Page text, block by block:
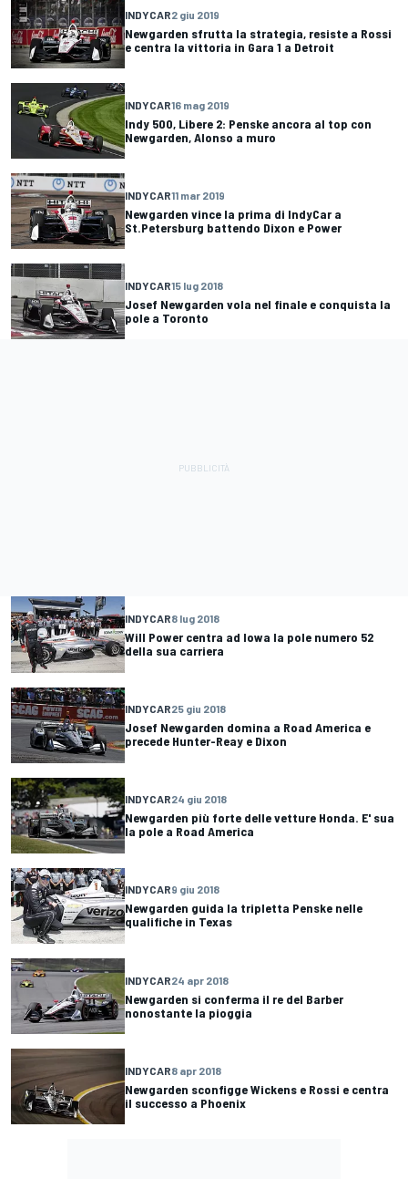
INDYCAR2 giu 2019
Newgarden sfrutta la strategia, resiste a Rossi
e centra la vittoria in Gara 1 a Detroit
INDYCAR16 mag 2019
Indy 500, Libere 2: Penske ancora al top con
Newgarden, Alonso a muro
INDYCAR11 mar 2019
Newgarden vince la prima di IndyCar a
St.Petersburg battendo Dixon e Power
INDYCAR15 lug 2018
Josef Newgarden vola nel finale e conquista la
pole a Toronto
INDYCAR8 lug 2018
Will Power centra ad Iowa la pole numero 52
della sua carriera
INDYCAR25 giu 2018
Josef Newgarden domina a Road America e
precede Hunter-Reay e Dixon
INDYCAR24 giu 2018
Newgarden più forte delle vetture Honda. E' sua
la pole a Road America
INDYCAR9 giu 2018
Newgarden guida la tripletta Penske nelle
qualifiche in Texas
INDYCAR24 apr 2018
Newgarden si conferma il re del Barber
nonostante la pioggia
INDYCAR8 apr 2018
Newgarden sconfigge Wickens e Rossi e centra
il successo a Phoenix